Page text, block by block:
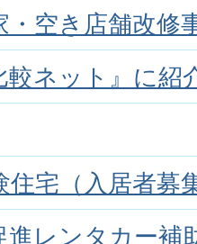
・空き店舗改修
較ネット』に
住宅（入居者募
進レンタカー補